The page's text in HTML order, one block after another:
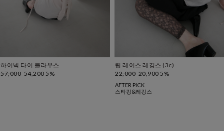
하이넥 타이 블라우스
57,000 54,200 5%
립 레이스 레깅스 (3c)
22,000 20,900 5%
AFTER PICK
스타킹&레깅스